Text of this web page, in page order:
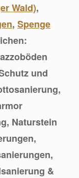
Wald),
, Spenge
und
Naturstein
&